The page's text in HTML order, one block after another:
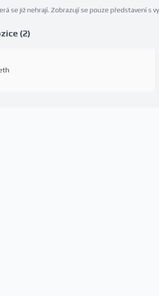
se již nehrají. Zobrazují se pouze představení s
(2)